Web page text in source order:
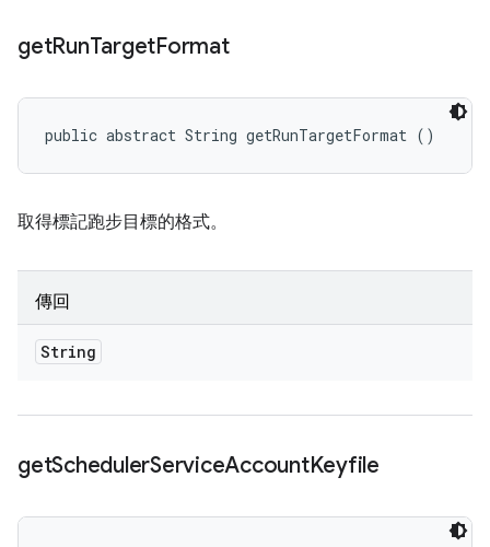
getRunTargetFormat
public abstract String getRunTargetFormat ()
取得標記跑步目標的格式。
傳回
String
getSchedulerServiceAccountKeyfile